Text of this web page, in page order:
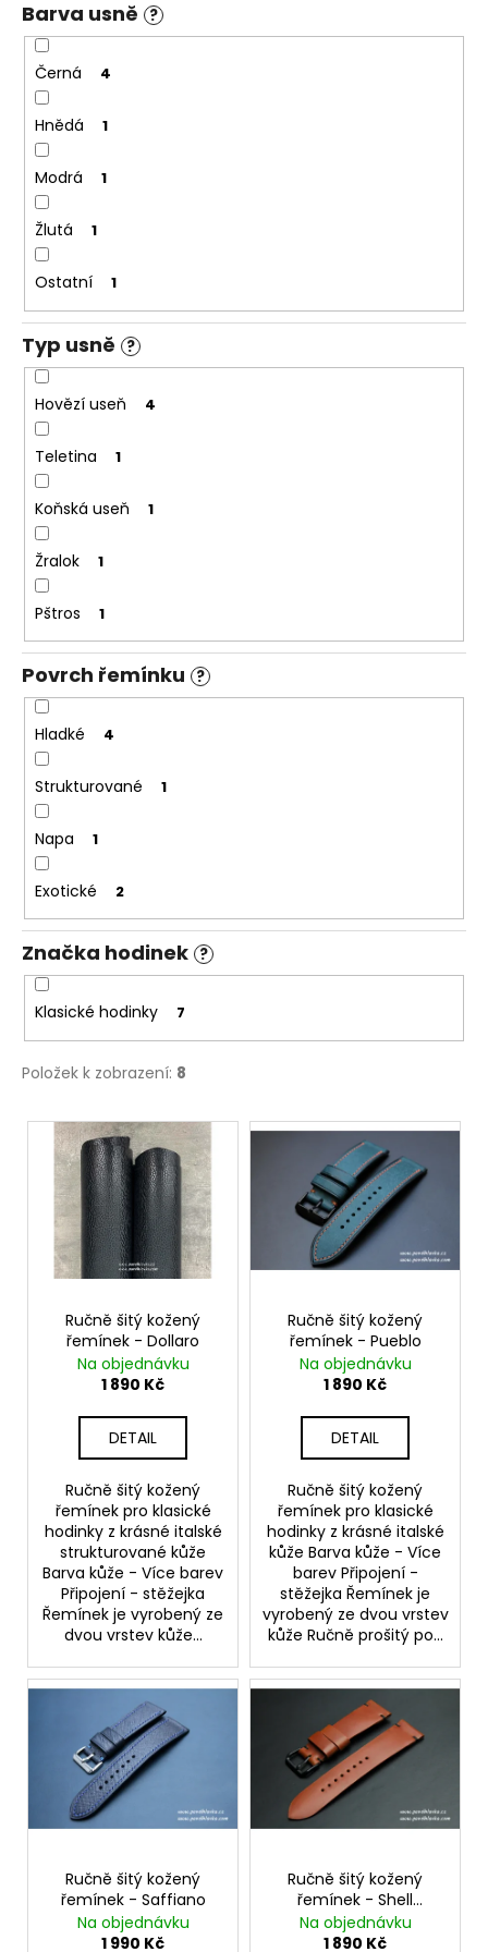
Barva usně ?
Černá 4
Hnědá 1
Modrá 1
Žlutá 1
Ostatní 1
Typ usně ?
Hovězí useň 4
Teletina 1
Koňská useň 1
Žralok 1
Pštros 1
Povrch řemínku ?
Hladké 4
Strukturované 1
Napa 1
Exotické 2
Značka hodinek ?
Klasické hodinky 7
Položek k zobrazení: 8
V
Ručně šitý kožený
řemínek - Dollaro
Na objednávku
1 890 Kč
DETAIL
Ručně šitý kožený
řemínek pro klasické
hodinky z krásné italské
strukturované kůže
Barva kůže - Více barev
Připojení - stěžejka
Řemínek je vyrobený ze
dvou vrstev kůže...
Ručně šitý kožený
řemínek - Pueblo
Na objednávku
1 890 Kč
DETAIL
Ručně šitý kožený
řemínek pro klasické
hodinky z krásné italské
kůže Barva kůže - Více
barev Připojení -
stěžejka Řemínek je
vyrobený ze dvou vrstev
kůže Ručně prošitý po...
Ručně šitý kožený
řemínek - Saffiano
Na objednávku
1 990 Kč
Ručně šitý kožený
řemínek - Shell
Cordovan
Na objednávku
1 890 Kč
a
?
D
o
p
o
u
u
m